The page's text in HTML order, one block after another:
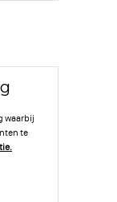
waarbij
te